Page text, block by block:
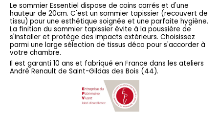
Le sommier Essentiel dispose de coins carrés et d'une
hauteur de 20cm. C'est un sommier tapissier (recouvert de
tissu) pour une esthétique soignée et une parfaite hygiène.
La finition du sommier tapissier évite à la poussière de
s'installer et protège des impacts extérieurs. Choisissez
parmi une large sélection de tissus déco pour s'accorder à
votre chambre.
Il est garanti 10 ans et fabriqué en France dans les ateliers
André Renault de Saint-Gildas des Bois (44).